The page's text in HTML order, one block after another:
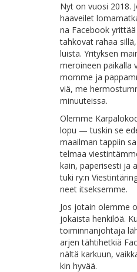
Nyt on vuo­si 2018.
haa­vei­let
na Face­book
tah­ko­vat ra­haa
luis­ta. Yri­tyk­sen
me­roi­neen pai­kal­la
mom­me ja
viä, me
minuuteissa.
Olem­me
lo­pu — tus­kin se
maa­il­man tap­piin
tel­maa
kain, pa­pe­ri­ses­ti ja
tu­ki ry:n
neet itseksemme.
Jos jo­tain olem­me
jo­kais­ta hen­ki­löä.
toi­min­nan­joh­ta­ja
ar­jen täh­ti­het­kiä
näl­tä kar­kuun,
kin hyvää.